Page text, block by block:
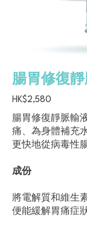
腸胃修復
HK$2,580
腸胃修復靜脈輸
痛、為身體補充
更快地從病毒性
成份
將電解質和維生
便能緩解胃痛症狀